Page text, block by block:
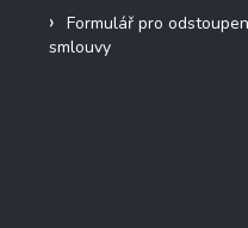
Formulář pro
smlouvy